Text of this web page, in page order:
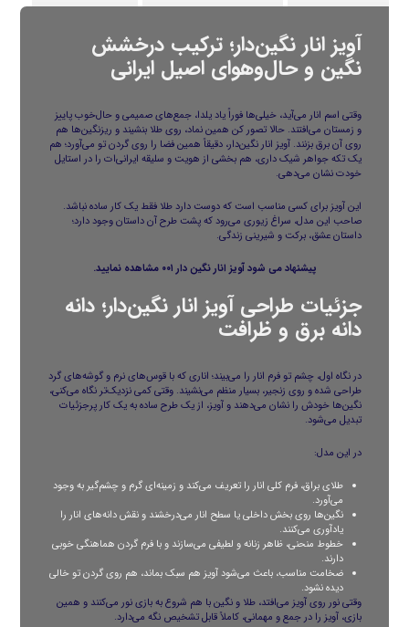
آویز انار نگین‌دار؛ ترکیب درخشش
نگین و حال‌وهوای اصیل ایرانی
وقتی اسم انار می‌آید، خیلی‌ها فوراً یاد یلدا، جمع‌های صمیمی و حال‌خوب پاییز
و زمستان می‌افتند. حالا تصور کن همین نماد، روی طلا بنشیند و ریزنگین‌ها هم
روی آن برق بزنند. آویز انار نگین‌دار، دقیقاً همین فضا را روی گردن تو می‌آورد؛ هم
یک تکه جواهر شیک داری، هم بخشی از هویت و سلیقه‌ ایرانی‌ات را در استایل
خودت نشان می‌دهی.
این آویز برای کسی مناسب است که دوست دارد طلا فقط یک کار ساده نباشد.
صاحب این مدل، سراغ زیوری می‌رود که پشت طرح آن داستان وجود دارد؛
داستان عشق، برکت و شیرینی زندگی.
پیشنهاد می شودآویز انار نگین دار ۰۰۱ مشاهده نمایید.
جزئیات طراحی آویز انار نگین‌دار؛ دانه‌
دانه برق و ظرافت
در نگاه اول، چشم تو فرم انار را می‌بیند؛ اناری که با قوس‌های نرم و گوشه‌های گرد
طراحی شده و روی زنجیر، بسیار منظم می‌نشیند. وقتی کمی نزدیک‌تر نگاه می‌کنی،
نگین‌ها خودش را نشان می‌دهند و آویز، از یک طرح ساده به یک کار پرجزئیات
تبدیل می‌شود.
در این مدل:
طلای براق، فرم کلی انار را تعریف می‌کند و زمینه‌ای گرم و چشم‌گیر به وجود
می‌آورد.
نگین‌ها روی بخش داخلی یا سطح انار می‌درخشند و نقش دانه‌های انار را
یادآوری می‌کنند.
خطوط منحنی، ظاهر زنانه و لطیفی می‌سازند و با فرم گردن هماهنگی خوبی
دارند.
ضخامت مناسب، باعث می‌شود آویز هم سبک بماند، هم روی گردن تو خالی
دیده نشود.
وقتی نور روی آویز می‌افتد، طلا و نگین با هم شروع به بازی نور می‌کنند و همین
بازی، آویز را در جمع و مهمانی، کاملاً قابل تشخیص نگه می‌دارد.